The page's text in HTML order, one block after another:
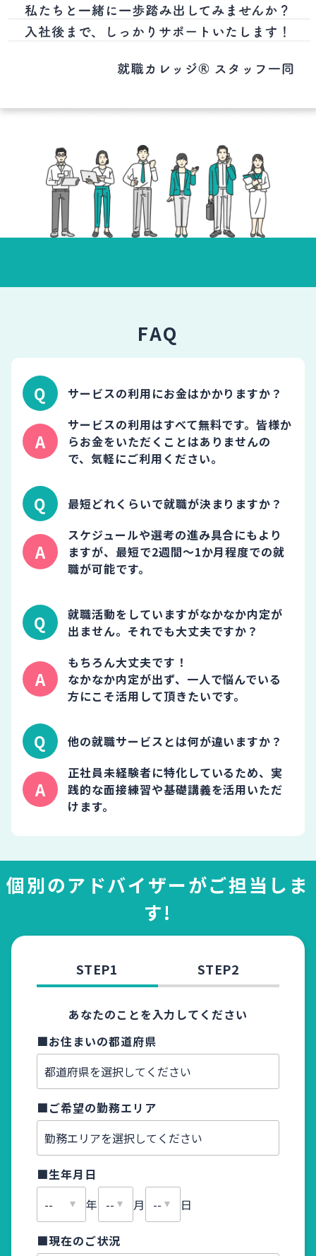
FAQ
サービスの利用にお金はかかりますか？
サービスの利用はすべて無料です。皆様か
らお金をいただくことはありませんの
で、気軽にご利用ください。
最短どれくらいで就職が決まりますか？
スケジュールや選考の進み具合にもより
ますが、最短で2週間～1か月程度での就
職が可能です。
就職活動をしていますがなかなか内定が
出ません。それでも大丈夫ですか？
もちろん大丈夫です！
なかなか内定が出ず、一人で悩んでいる
方にこそ活用して頂きたいです。
他の就職サービスとは何が違いますか？
正社員未経験者に特化しているため、実
践的な面接練習や基礎講義を活用いただ
けます。
個別のアドバイザーがご担当しま
す!
STEP1 STEP2
あなたのことを入力してください
■お住まいの都道府県
■ご希望の勤務エリア
■生年月日
年
月 日
■現在のご状況